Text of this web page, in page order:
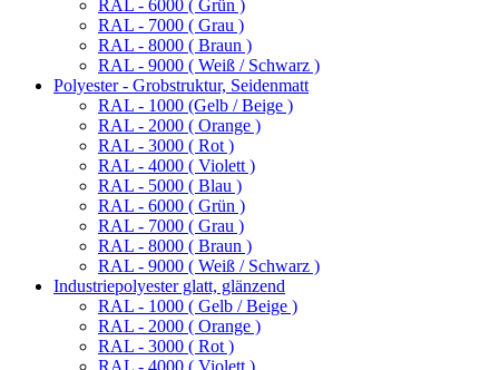
RAL - 6000 ( Grün )
RAL - 7000 ( Grau )
RAL - 8000 ( Braun )
RAL - 9000 ( Weiß / Schwarz )
Polyester - Grobstruktur, Seidenmatt
RAL - 1000 (Gelb / Beige )
RAL - 2000 ( Orange )
RAL - 3000 ( Rot )
RAL - 4000 ( Violett )
RAL - 5000 ( Blau )
RAL - 6000 ( Grün )
RAL - 7000 ( Grau )
RAL - 8000 ( Braun )
RAL - 9000 ( Weiß / Schwarz )
Industriepolyester glatt, glänzend
RAL - 1000 ( Gelb / Beige )
RAL - 2000 ( Orange )
RAL - 3000 ( Rot )
RAL - 4000 ( Violett )